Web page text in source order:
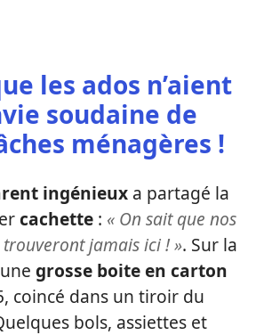
les ados n’aient
soudaine de
ménagères !
ingénieux a partagé la
cachette : « On sait que nos
jamais ici ! ». Sur la
grosse boite en carton
coincé dans un tiroir du
bols, assiettes et